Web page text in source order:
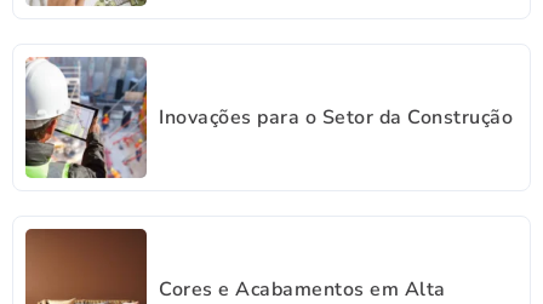
Inovações para o Setor da Construção
Cores e Acabamentos em Alta